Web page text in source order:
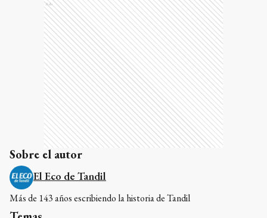
Ads
Sobre el autor
El Eco de Tandil
Más de 143 años escribiendo la historia de Tandil